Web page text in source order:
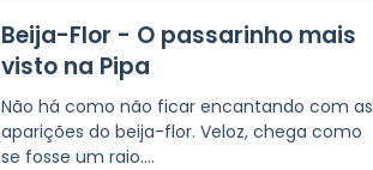
Beija-Flor - O passarinho mais
visto na Pipa
Não há como não ficar encantando com as
aparições do beija-flor. Veloz, chega como
se fosse um raio....